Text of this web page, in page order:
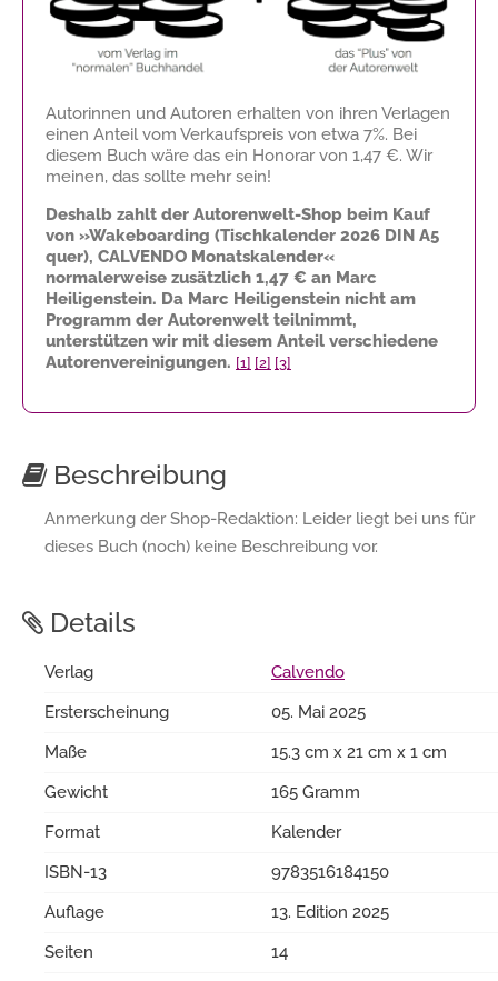
Autorinnen und Autoren erhalten von ihren Verlagen
einen Anteil vom Verkaufspreis von etwa 7%. Bei
diesem Buch wäre das ein Honorar von 1,47 €. Wir
meinen, das sollte mehr sein!
Deshalb zahlt der Autorenwelt-Shop beim Kauf
von »Wakeboarding (Tischkalender 2026 DIN A5
quer), CALVENDO Monatskalender«
normalerweise zusätzlich 1,47 € an Marc
Heiligenstein. Da Marc Heiligenstein nicht am
Programm der Autorenwelt teilnimmt,
unterstützen wir mit diesem Anteil verschiedene
Autorenvereinigungen. [1] [2] [3]
Beschreibung
Anmerkung der Shop-Redaktion: Leider liegt bei uns für
dieses Buch (noch) keine Beschreibung vor.
Details
Verlag
Calvendo
Ersterscheinung
05. Mai 2025
Maße
15.3 cm x 21 cm x 1 cm
Gewicht
165 Gramm
Format
Kalender
ISBN-13
9783516184150
Auflage
13. Edition 2025
Seiten
14